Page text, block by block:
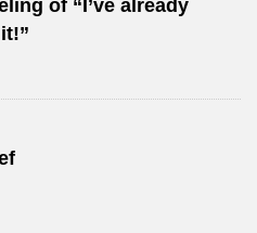
of “I’ve already